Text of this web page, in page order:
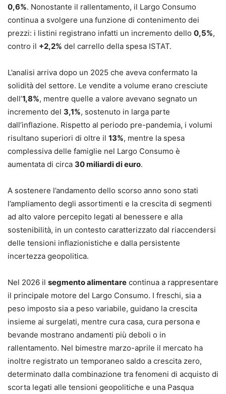
0,6%. Nonostante il rallentamento, il Largo Consumo
continua a svolgere una funzione di contenimento dei
prezzi: i listini registrano infatti un incremento dello 0,5%,
contro il +2,2% del carrello della spesa ISTAT.
L’analisi arriva dopo un 2025 che aveva confermato la
solidità del settore. Le vendite a volume erano cresciute
dell’1,8%, mentre quelle a valore avevano segnato un
incremento del 3,1%, sostenuto in larga parte
dall’inflazione. Rispetto al periodo pre-pandemia, i volumi
risultano superiori di oltre il 13%, mentre la spesa
complessiva delle famiglie nel Largo Consumo è
aumentata di circa 30 miliardi di euro.
A sostenere l’andamento dello scorso anno sono stati
l’ampliamento degli assortimenti e la crescita di segmenti
ad alto valore percepito legati al benessere e alla
sostenibilità, in un contesto caratterizzato dal riaccendersi
delle tensioni inflazionistiche e dalla persistente
incertezza geopolitica.
Nel 2026 il segmento alimentare continua a rappresentare
il principale motore del Largo Consumo. I freschi, sia a
peso imposto sia a peso variabile, guidano la crescita
insieme ai surgelati, mentre cura casa, cura persona e
bevande mostrano andamenti più deboli o in
rallentamento. Nel bimestre marzo-aprile il mercato ha
inoltre registrato un temporaneo saldo a crescita zero,
determinato dalla combinazione tra fenomeni di acquisto di
scorta legati alle tensioni geopolitiche e una Pasqua